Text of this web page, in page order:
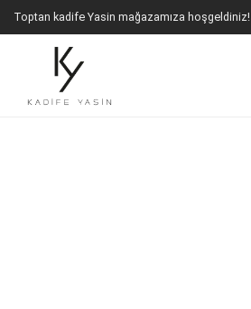
Toptan kadife Yasin mağazamıza hoşgeldiniz!